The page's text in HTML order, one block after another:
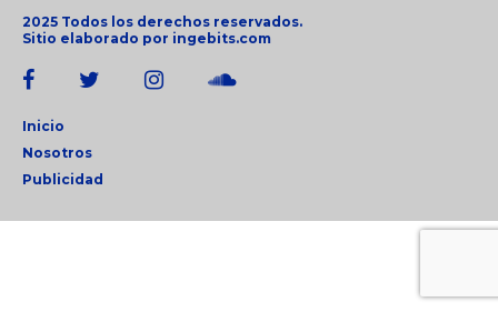
2025 Todos los derechos reservados.
Sitio elaborado por ingebits.com
Inicio
Nosotros
Publicidad